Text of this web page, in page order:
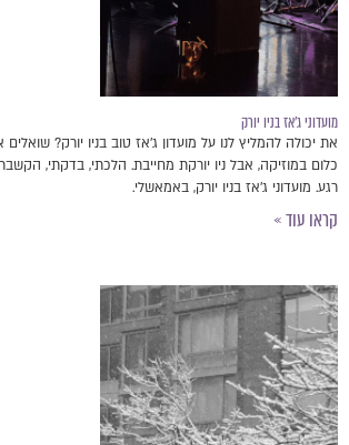
מועדוני ג׳אז בניו יורק
את יכולה להמליץ לנו על מועדון ג׳אז טוב בניו יורק?
כלום במוזיקה, אבל ניו יורקת מחייבת. הלכתי, בדקתי,
רגע. מועדוני ג׳אז בניו יורק, באמאשלי.
קראו עוד »